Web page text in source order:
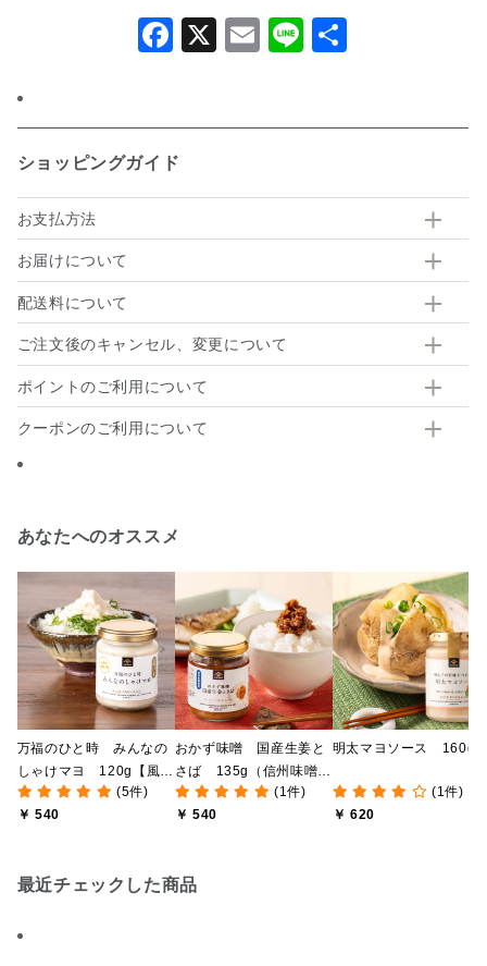
Facebook
X Email
Line
ショッピングガイド
お支払方法
お届けについて
配送料について
ご注文後のキャンセル、変更について
ポイントのご利用について
クーポンのご利用について
あなたへのオススメ
万福のひと時 みんなの
しゃけマヨ 120g【風味
豊かな万能だし 使用】
(5件)
￥ 540
おかず味噌 国産生姜と
さば 135g（信州味噌使
用）
(1件)
￥ 540
明太マヨソース 160g
(1件)
￥ 620
最近チェックした商品